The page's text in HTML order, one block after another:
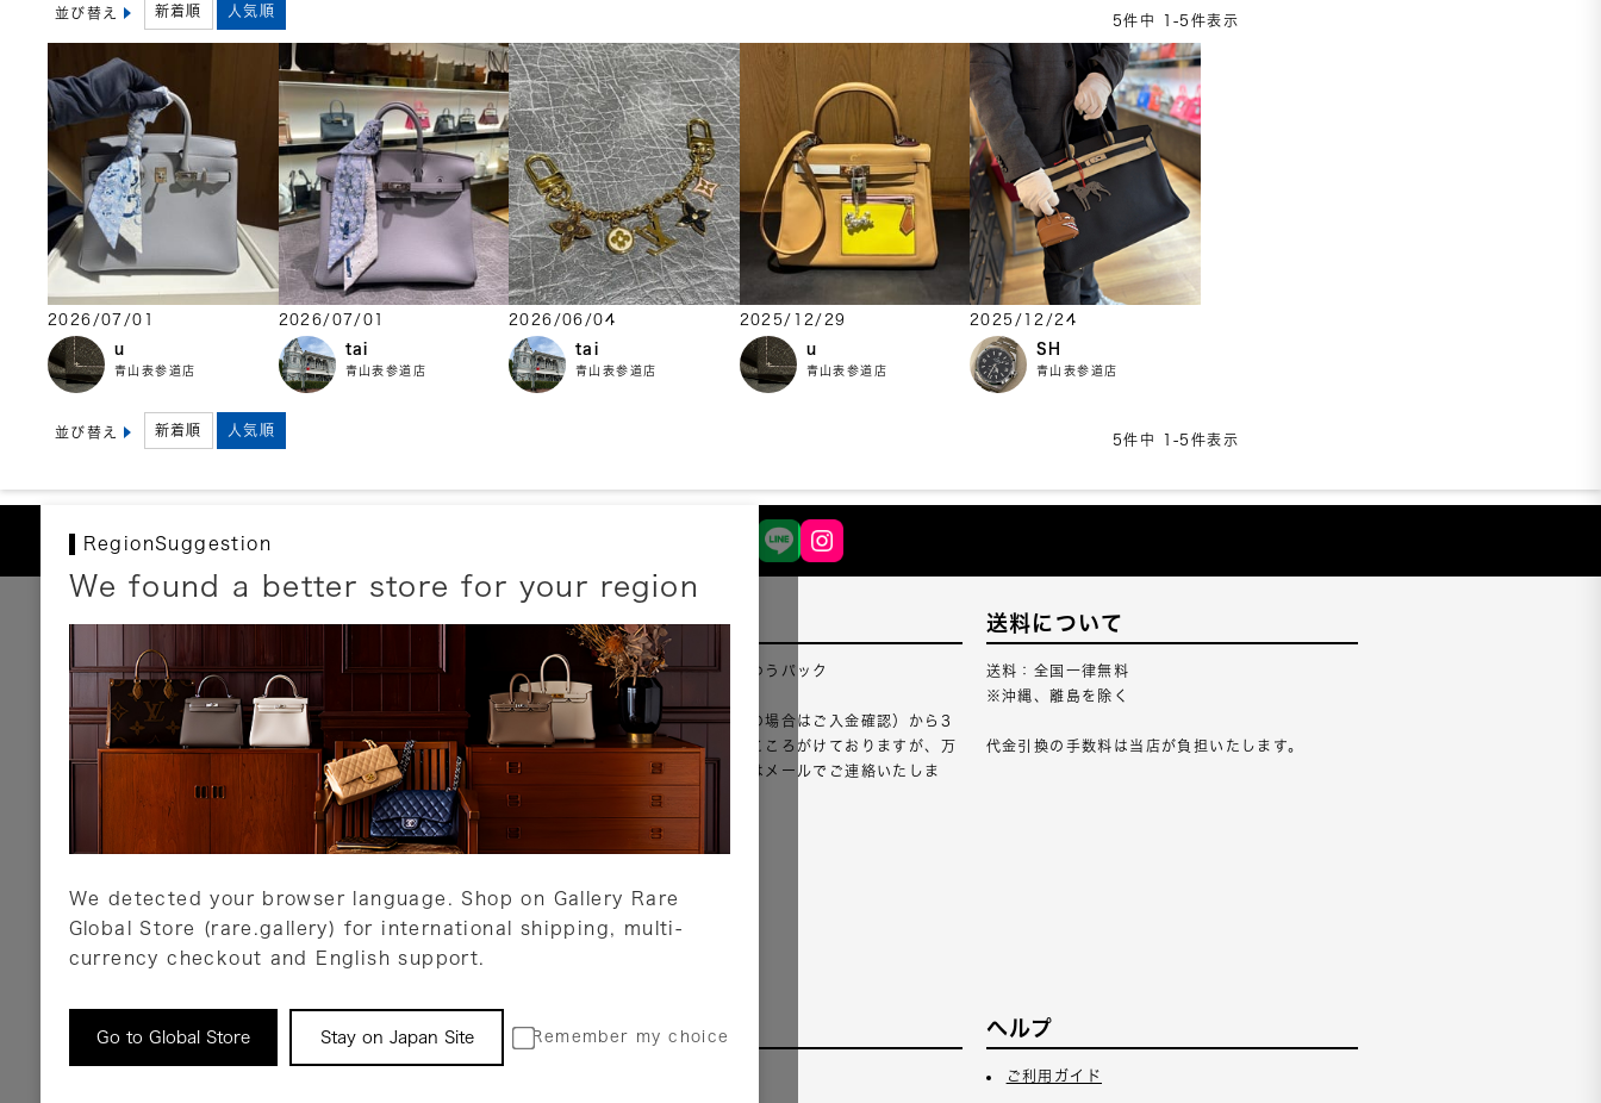
並び替え 新着順 人気順
5件中 1 -5 件表示
2026/07/01
u
青山表参道店
2026/07/01
tai
青山表参道店
2026/06/04
tai
青山表参道店
2025/12/29
u
青山表参道店
2025/12/24
SH
青山表参道店
並び替え 新着順 人気順
5件中 1 -5 件表示
RegionSuggestion
We found a better store for your region
We detected your browser language. Shop on Gallery Rare
Global Store (rare.gallery) for international shipping, multi-
currency checkout and English support.
Go to Global Store Stay on Japan Site Remember my choice
お支払いについて
以下のお支払方法が利用可能です。
クレジットカード
ショッピングローン
銀行振込・郵便振替
代金引換
Amazon Pay
PayPay
店頭支払い
詳しくはこちら
配送について
配送業者：佐川急便・ゆうパック
ご注文確認（銀行振込の場合はご入金確認）から3
営業日以内のご出荷をこころがけておりますが、万
が一出荷が遅れる場合はメールでご連絡いたしま
詳しくはこちら
送料について
送料：全国一律無料
※沖縄、離島を除く
代金引換の手数料は当店が負担いたします。
返品について サービス ヘルプ
ご利用ガイド